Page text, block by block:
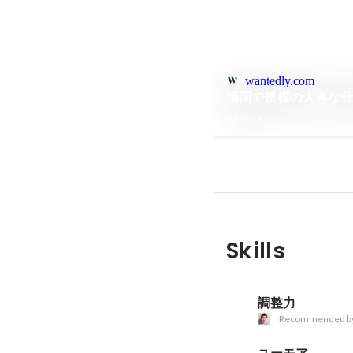
wantedly.com
Skills
調整力
Recommended